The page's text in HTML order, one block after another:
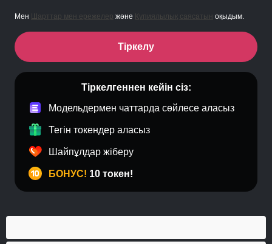
Мен Шарттар мен ережелер және Құпиялылық саясатын оқыдым.
Тіркелу
Тіркелгеннен кейін сіз:
Модельдермен чаттарда сөйлесе аласыз
Тегін токендер аласыз
Шайпұлдар жіберу
БОНУС! 10 токен!